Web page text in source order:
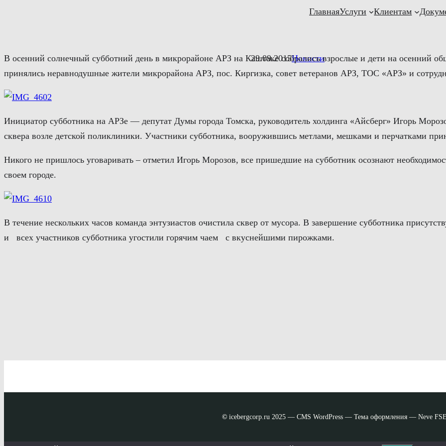
ГлавнаяУслуги Клиентам
29.09.2015Новости
В осенний солнечный субботний день в микрорайоне АРЗ на Каштаке собрались взрослые и дети на осенний
принялись неравнодушные жители микрорайона АРЗ, пос. Киргизка, совет ветеранов АРЗ, ТОС «АРЗ» и
Инициатор субботника на АРЗе — депутат Думы города Томска, руководитель холдинга «Айсберг» Игорь
сквера возле детской поликлиники. Участники субботника, вооружившись метлами, мешками и перчатками
Никого не пришлось уговаривать – отметил Игорь Морозов, все пришедшие на субботник осознают
своем городе.
В течение нескольких часов команда энтузиастов очистила сквер от мусора. В завершение субботника
и всех участников субботника угостили горячим чаем с вкуснейшими пирожками.
© icebergcorp.ru 2025 — CMS WordPress — Тема оформления — Neve